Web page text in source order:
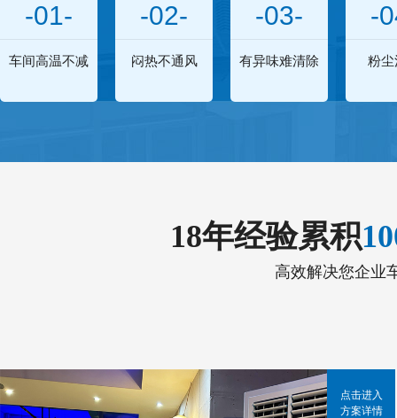
-01-
车间高温不减
-02-
闷热不通风
-03-
有异味难清除
-
粉尘
18年经验累积
高效解决您企业
点击进入
方案详情